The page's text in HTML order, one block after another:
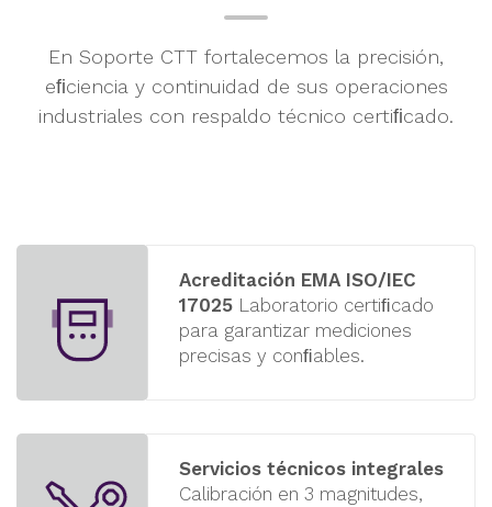
En Soporte CTT fortalecemos la precisión,
eﬁciencia y continuidad de sus operaciones
industriales con respaldo técnico certiﬁcado.
Acreditación EMA ISO/IEC
17025 Laboratorio certiﬁcado
para garantizar mediciones
precisas y conﬁables.
Servicios técnicos integrales
Calibración en 3 magnitudes,